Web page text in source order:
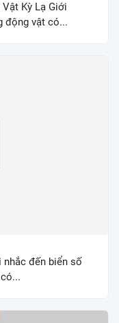
Kỳ Lạ Giới
động vật có...
nhắc đến biển số